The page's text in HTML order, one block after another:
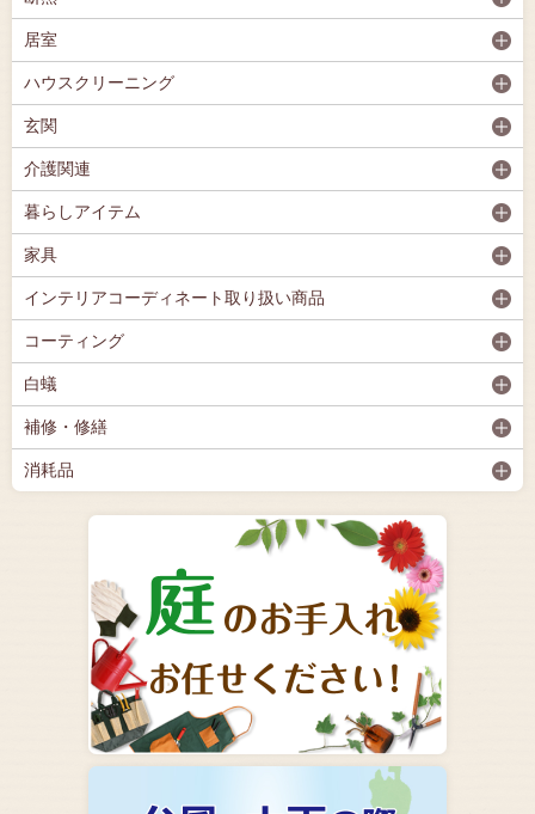
居室
ハウスクリーニング
玄関
介護関連
暮らしアイテム
家具
インテリアコーディネート取り扱い商品
コーティング
白蟻
補修・修繕
消耗品